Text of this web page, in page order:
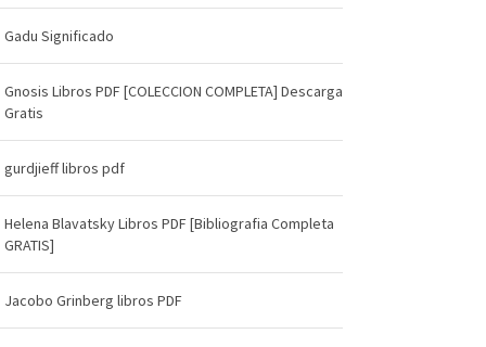
Gadu Significado
Gnosis Libros PDF [COLECCION COMPLETA] Descarga
Gratis
gurdjieff libros pdf
Helena Blavatsky Libros PDF [Bibliografia Completa
GRATIS]
Jacobo Grinberg libros PDF